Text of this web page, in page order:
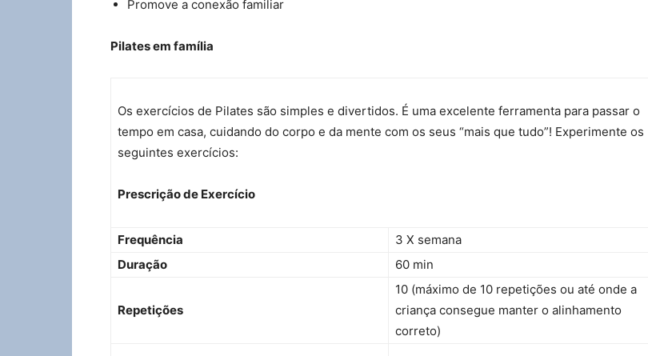
Promove a conexão familiar
Pilates em família
Os exercícios de Pilates são simples e divertidos. É uma excelente ferramenta para passar o
tempo em casa, cuidando do corpo e da mente com os seus “mais que tudo”! Experimente os
seguintes exercícios:
Prescrição de Exercício
Frequência
3 X semana
Duração
60 min
Repetições
10 (máximo de 10 repetições ou até onde a
criança consegue manter o alinhamento
correto)